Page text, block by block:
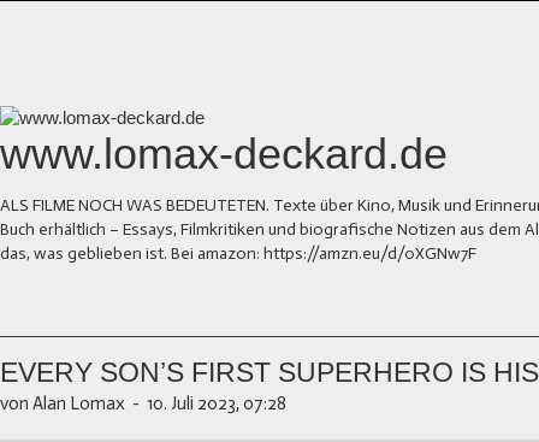
www.lomax-deckard.de
ALS FILME NOCH WAS BEDEUTETEN. Texte über Kino, Musik und
Buch erhältlich – Essays, Filmkritiken und biografische Notizen aus dem
das, was geblieben ist. Bei amazon: https://amzn.eu/d/0XGNw7F
EVERY SON’S FIRST SUPERHERO IS
von Alan Lomax - 10. Juli 2023, 07:28